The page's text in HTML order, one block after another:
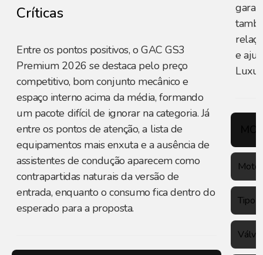
Críticas
Entre os pontos positivos, o GAC GS3
Premium 2026 se destaca pelo preço
competitivo, bom conjunto mecânico e
espaço interno acima da média, formando
um pacote difícil de ignorar na categoria. Já
entre os pontos de atenção, a lista de
equipamentos mais enxuta e a ausência de
assistentes de condução aparecem como
contrapartidas naturais da versão de
entrada, enquanto o consumo fica dentro do
esperado para a proposta.
e
Tipo